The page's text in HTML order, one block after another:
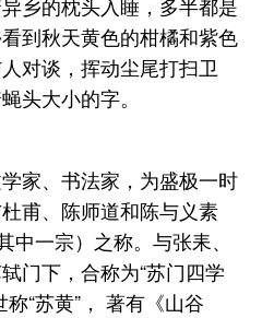
到秋天黄色的柑橘和紫色
对谈，挥动尘尾打扫卫
头大小的字。
家、书法家，为盛极一时
甫、陈师道和陈与义素
中一宗）之称。与张耒、
门下，合称为“苏门四学
“苏黄”， 著有《山谷